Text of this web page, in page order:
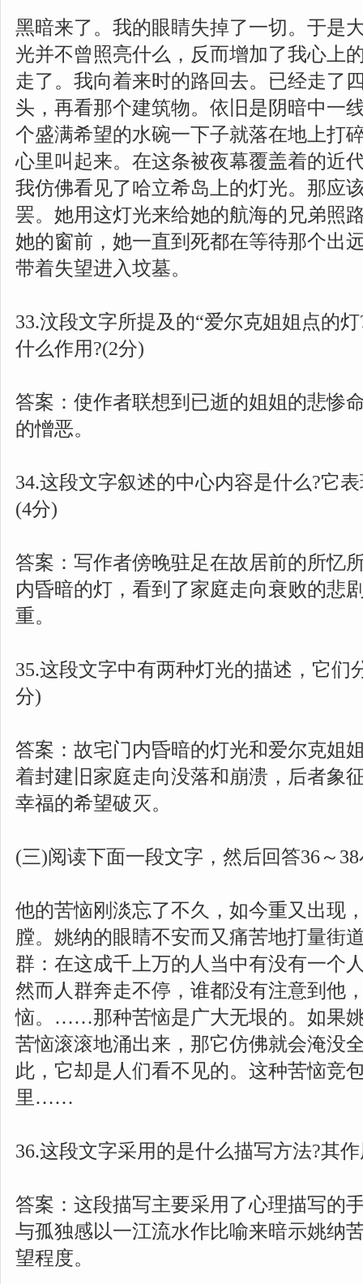
黑暗来了。我的眼睛失掉了一切。于是
光并不曾照亮什么，反而增加了我心上
走了。我向着来时的路回去。已经走了
头，再看那个建筑物。依旧是阴暗中一
个盛满希望的水碗一下子就落在地上打
心里叫起来。在这条被夜幕覆盖着的近
我仿佛看见了哈立希岛上的灯光。那应
罢。她用这灯光来给她的航海的兄弟照
她的窗前，她一直到死都在等待那个出
带着失望进入坟墓。
33.汶段文字所提及的“爱尔克姐姐点的
什么作用?(2分)
答案：使作者联想到已逝的姐姐的悲惨
的憎恶。
34.这段文字叙述的中心内容是什么?它
(4分)
答案：写作者傍晚驻足在故居前的所忆
内昏暗的灯，看到了家庭走向衰败的悲
重。
35.这段文字中有两种灯光的描述，它们
分)
答案：故宅门内昏暗的灯光和爱尔克姐
着封建旧家庭走向没落和崩溃，后者象
幸福的希望破灭。
(三)阅读下面一段文字，然后回答36～
他的苦恼刚淡忘了不久，如今重又出现
膛。姚纳的眼睛不安而又痛苦地打量街
群：在这成千上万的人当中有没有一个
然而人群奔走不停，谁都没有注意到他
恼。……那种苦恼是广大无垠的。如果
苦恼滚滚地涌出来，那它仿佛就会淹没
此，它却是人们看不见的。这种苦恼竞
里……
36.这段文字采用的是什么描写方法?其
答案：这段描写主要采用了心理描写的
与孤独感以一江流水作比喻来暗示姚纳
望程度。